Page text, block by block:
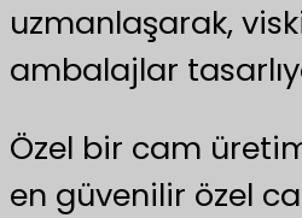
uzmanlaşarak,
ambalajlar
Özel bir cam
en güvenilir özel